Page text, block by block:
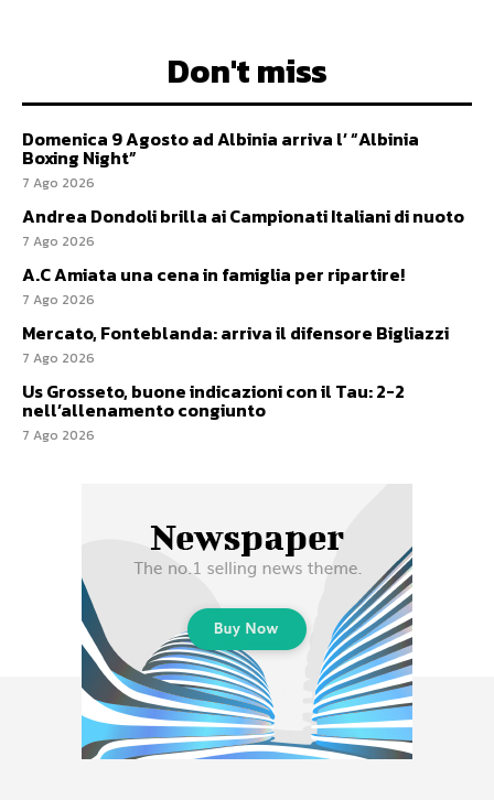
Don't miss
Domenica 9 Agosto ad Albinia arriva l’ “Albinia
Boxing Night”
7 Ago 2026
Andrea Dondoli brilla ai Campionati Italiani di nuoto
7 Ago 2026
A.C Amiata una cena in famiglia per ripartire!
7 Ago 2026
Mercato, Fonteblanda: arriva il difensore Bigliazzi
7 Ago 2026
Us Grosseto, buone indicazioni con il Tau: 2-2
nell’allenamento congiunto
7 Ago 2026